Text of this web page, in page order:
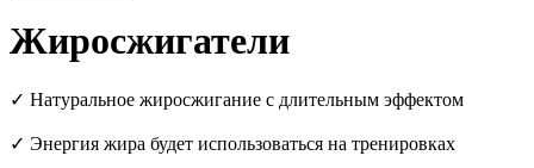
Жиросжигатели
✓ Натуральное жиросжигание с длительным эффектом
✓ Энергия жира будет использоваться на тренировках